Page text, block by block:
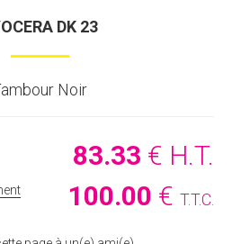
DK 23
Noir
83.33 € H.T.
100.00 € T.T.C.